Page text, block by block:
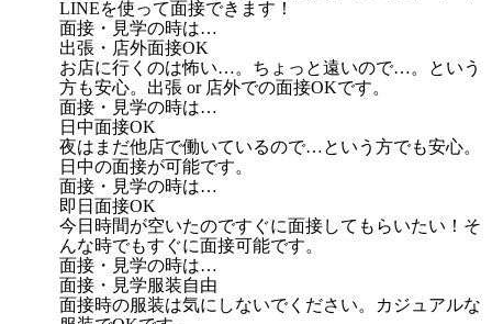
LINEを使って面接できます！
面接・見学の時は…
出張・店外面接OK
お店に行くのは怖い…。ちょっと遠いので…。という
方も安心。出張 or 店外での面接OKです。
面接・見学の時は…
日中面接OK
夜はまだ他店で働いているので…という方でも安心。
日中の面接が可能です。
面接・見学の時は…
即日面接OK
今日時間が空いたのですぐに面接してもらいたい！そ
んな時でもすぐに面接可能です。
面接・見学の時は…
面接・見学服装自由
面接時の服装は気にしないでください。カジュアルな